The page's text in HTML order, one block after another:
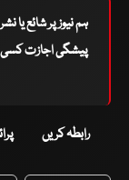
ہم نیوز پر شائع یا
پیشگی اجازت کسی
رابطہ کریں